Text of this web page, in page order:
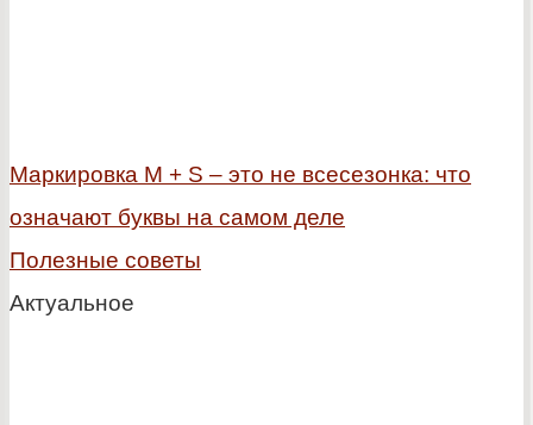
Маркировка M + S – это не всесезонка: что
означают буквы на самом деле
Полезные советы
Актуальное